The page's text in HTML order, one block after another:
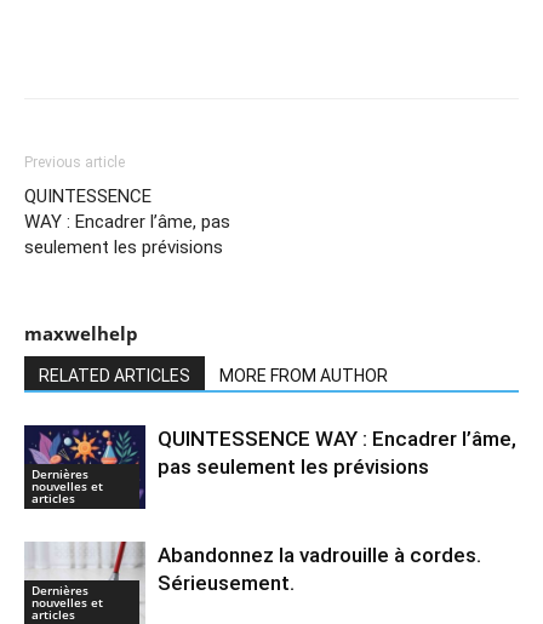
Previous article
QUINTESSENCE
WAY : Encadrer l’âme, pas
seulement les prévisions
maxwelhelp
RELATED ARTICLES MORE FROM AUTHOR
Dernières
nouvelles et
articles
QUINTESSENCE WAY : Encadrer l’âme,
pas seulement les prévisions
Dernières
nouvelles et
articles
Abandonnez la vadrouille à cordes.
Sérieusement.